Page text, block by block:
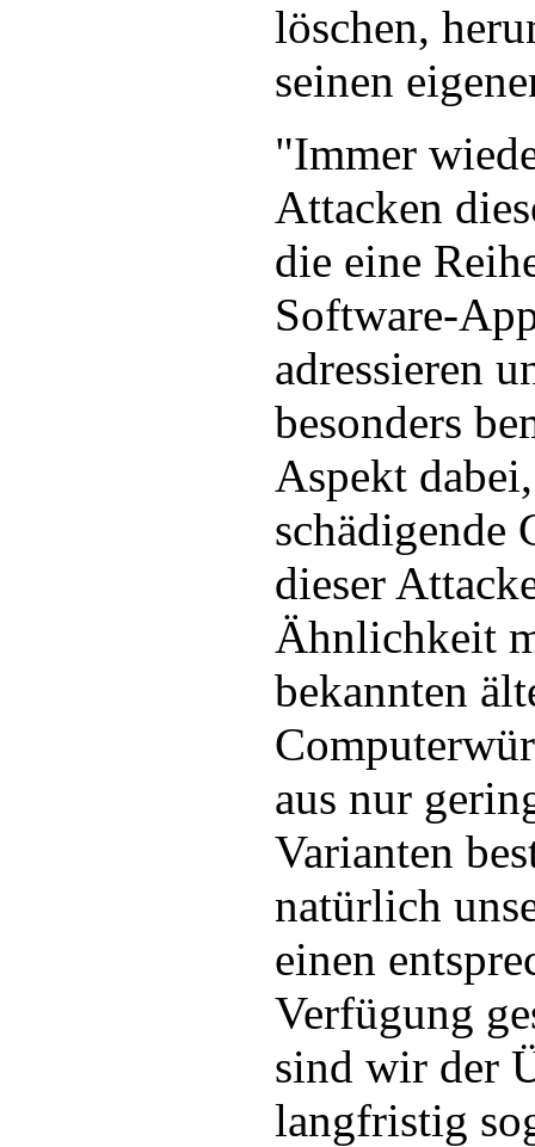
löschen,
seinen
"Immer
Attacken
die eine
Software-
adressieren
besonders
Aspekt
schädigende
dieser
Ähnlichkeit
bekannten
aus nur
Varianten
natürlich
einen
Verfügung
sind wir der
langfristig